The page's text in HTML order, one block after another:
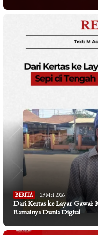
BERITA 29 Mei 2026
Dari Kertas ke Layar Gawai:
Ramainya Dunia Digital